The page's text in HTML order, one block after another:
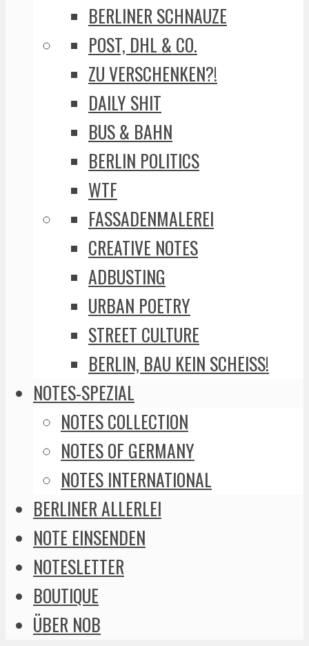
BERLINER SCHNAUZE
POST, DHL & CO.
ZU VERSCHENKEN?!
DAILY SHIT
BUS & BAHN
BERLIN POLITICS
WTF
FASSADENMALEREI
CREATIVE NOTES
ADBUSTING
URBAN POETRY
STREET CULTURE
BERLIN, BAU KEIN SCHEISS!
NOTES-SPEZIAL
NOTES COLLECTION
NOTES OF GERMANY
NOTES INTERNATIONAL
BERLINER ALLERLEI
NOTE EINSENDEN
NOTESLETTER
BOUTIQUE
ÜBER NOB